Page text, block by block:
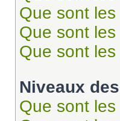
Que sont
Que sont
Que sont
Niveaux
Que sont